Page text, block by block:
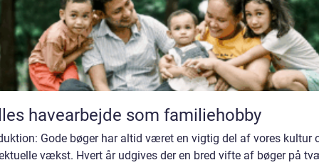
havearbejde som familiehobby
Gode bøger har altid været en vigtig del af vores kultur
vækst. Hvert år udgives der en bred vifte af bøger på